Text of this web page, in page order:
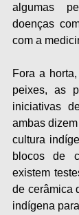
algumas
doenças
com a
Fora a
peixes, as
iniciativas
ambas
cultura
blocos de
existem
de cerâmica
indígena